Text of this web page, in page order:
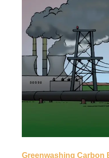
Greenwashing Carbon